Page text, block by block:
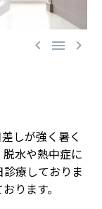
  
しが強く暑く
水や熱中症に
療しておりま
ります。